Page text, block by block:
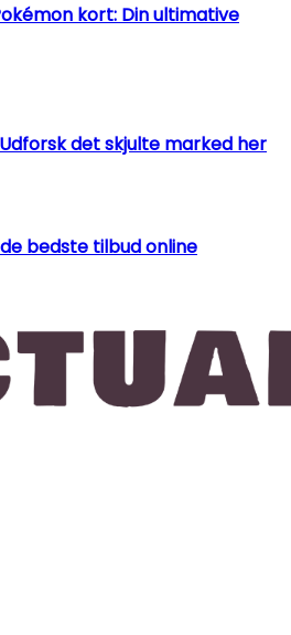
kort: Din ultimative
det skjulte marked her
bedste tilbud online